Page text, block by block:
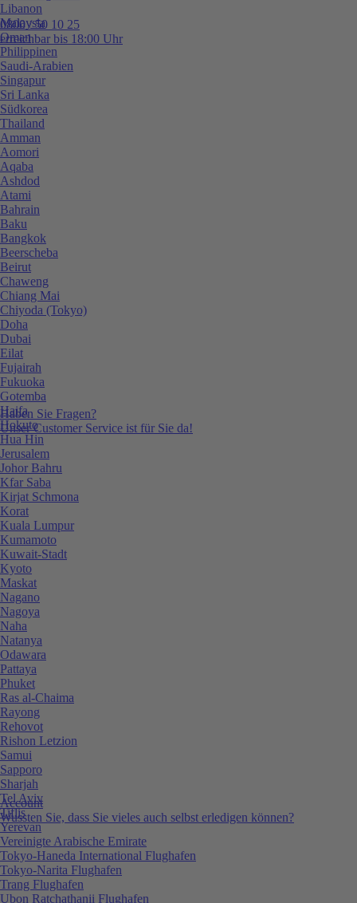
0800 / 50 10 25
erreichbar bis 18:00 Uhr
Haben Sie Fragen?
Unser Customer Service ist für Sie da!
Account
Wussten Sie, dass Sie vieles auch selbst erledigen können?
Libanon
Malaysia
Oman
Philippinen
Saudi-Arabien
Singapur
Sri Lanka
Südkorea
Thailand
Amman
Aomori
Aqaba
Ashdod
Atami
Bahrain
Baku
Bangkok
Beerscheba
Beirut
Chaweng
Chiang Mai
Chiyoda (Tokyo)
Doha
Dubai
Eilat
Fujairah
Fukuoka
Gotemba
Haifa
Hokuto
Hua Hin
Jerusalem
Johor Bahru
Kfar Saba
Kirjat Schmona
Korat
Kuala Lumpur
Kumamoto
Kuwait-Stadt
Kyoto
Maskat
Nagano
Nagoya
Naha
Natanya
Odawara
Pattaya
Phuket
Ras al-Chaima
Rayong
Rehovot
Rishon Letzion
Samui
Sapporo
Sharjah
Tel Aviv
Tiflis
Yerevan
Vereinigte Arabische Emirate
Tokyo-Haneda International Flughafen
Tokyo-Narita Flughafen
Trang Flughafen
Ubon Ratchathanii Flughafen